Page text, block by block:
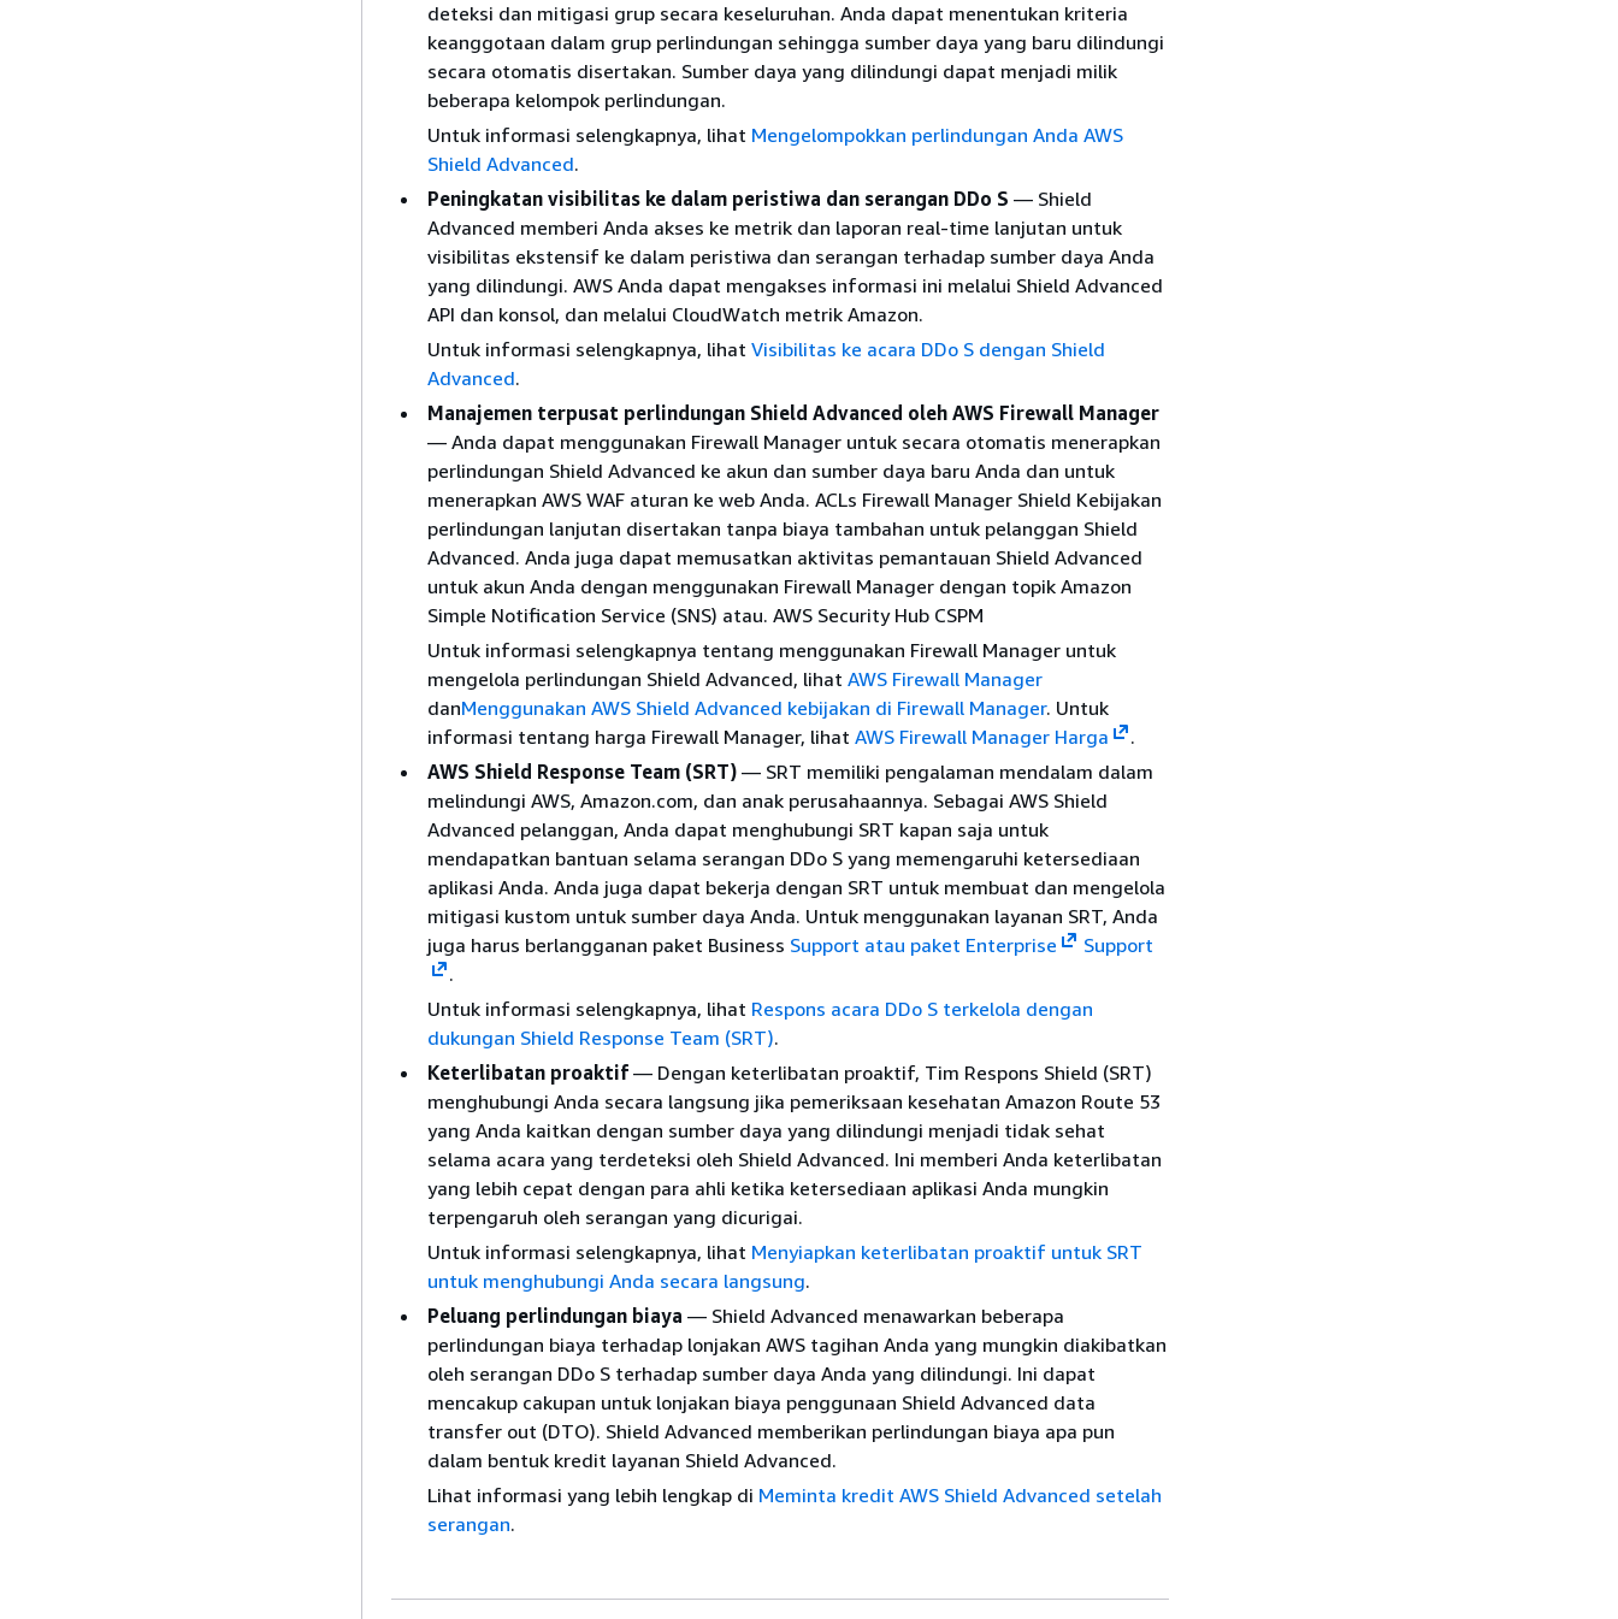
deteksi dan mitigasi grup secara keseluruhan. Anda dapat menentukan kriteria
keanggotaan dalam grup perlindungan sehingga sumber daya yang baru dilindungi
secara otomatis disertakan. Sumber daya yang dilindungi dapat menjadi milik
beberapa kelompok perlindungan.
Untuk informasi selengkapnya, lihat Mengelompokkan perlindungan Anda AWS
Shield Advanced.
Peningkatan visibilitas ke dalam peristiwa dan serangan DDo S — Shield
Advanced memberi Anda akses ke metrik dan laporan real-time lanjutan untuk
visibilitas ekstensif ke dalam peristiwa dan serangan terhadap sumber daya Anda
yang dilindungi. AWS Anda dapat mengakses informasi ini melalui Shield Advanced
API dan konsol, dan melalui CloudWatch metrik Amazon.
Untuk informasi selengkapnya, lihat Visibilitas ke acara DDo S dengan Shield
Advanced.
Manajemen terpusat perlindungan Shield Advanced oleh AWS Firewall Manager
— Anda dapat menggunakan Firewall Manager untuk secara otomatis menerapkan
perlindungan Shield Advanced ke akun dan sumber daya baru Anda dan untuk
menerapkan AWS WAF aturan ke web Anda. ACLs Firewall Manager Shield Kebijakan
perlindungan lanjutan disertakan tanpa biaya tambahan untuk pelanggan Shield
Advanced. Anda juga dapat memusatkan aktivitas pemantauan Shield Advanced
untuk akun Anda dengan menggunakan Firewall Manager dengan topik Amazon
Simple Notification Service (SNS) atau. AWS Security Hub CSPM
Untuk informasi selengkapnya tentang menggunakan Firewall Manager untuk
mengelola perlindungan Shield Advanced, lihat AWS Firewall Manager
danMenggunakan AWS Shield Advanced kebijakan di Firewall Manager. Untuk
informasi tentang harga Firewall Manager, lihat AWS Firewall Manager Harga
.
AWS Shield Response Team (SRT) — SRT memiliki pengalaman mendalam dalam
melindungi AWS, Amazon.com, dan anak perusahaannya. Sebagai AWS Shield
Advanced pelanggan, Anda dapat menghubungi SRT kapan saja untuk
mendapatkan bantuan selama serangan DDo S yang memengaruhi ketersediaan
aplikasi Anda. Anda juga dapat bekerja dengan SRT untuk membuat dan mengelola
mitigasi kustom untuk sumber daya Anda. Untuk menggunakan layanan SRT, Anda
juga harus berlangganan paket Business Support atau paket Enterprise
Support
.
Untuk informasi selengkapnya, lihat Respons acara DDo S terkelola dengan
dukungan Shield Response Team (SRT).
Keterlibatan proaktif — Dengan keterlibatan proaktif, Tim Respons Shield (SRT)
menghubungi Anda secara langsung jika pemeriksaan kesehatan Amazon Route 53
yang Anda kaitkan dengan sumber daya yang dilindungi menjadi tidak sehat
selama acara yang terdeteksi oleh Shield Advanced. Ini memberi Anda keterlibatan
yang lebih cepat dengan para ahli ketika ketersediaan aplikasi Anda mungkin
terpengaruh oleh serangan yang dicurigai.
Untuk informasi selengkapnya, lihat Menyiapkan keterlibatan proaktif untuk SRT
untuk menghubungi Anda secara langsung.
Peluang perlindungan biaya — Shield Advanced menawarkan beberapa
perlindungan biaya terhadap lonjakan AWS tagihan Anda yang mungkin diakibatkan
oleh serangan DDo S terhadap sumber daya Anda yang dilindungi. Ini dapat
mencakup cakupan untuk lonjakan biaya penggunaan Shield Advanced data
transfer out (DTO). Shield Advanced memberikan perlindungan biaya apa pun
dalam bentuk kredit layanan Shield Advanced.
Lihat informasi yang lebih lengkap di Meminta kredit AWS Shield Advanced setelah
serangan.